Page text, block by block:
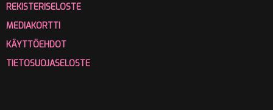
REKISTERISELOSTE
MEDIAKORTTI
KÄYTTÖEHDOT
TIETOSUOJASELOSTE